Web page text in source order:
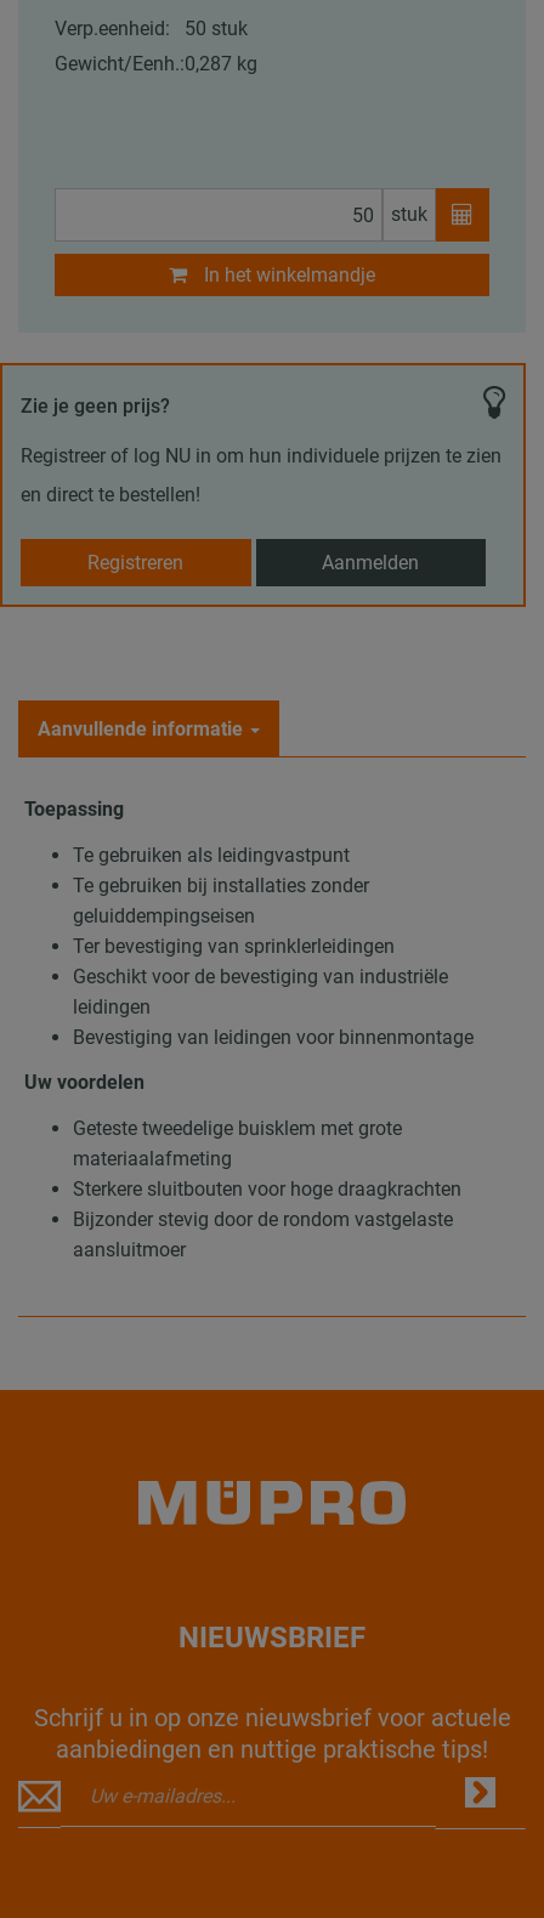
Verp.eenheid:
50 stuk
Gewicht/Eenh.:0,287 kg
stuk
In het winkelmandje
Zie je geen prijs?
Registreer of log NU in om hun individuele prijzen te zien
en direct te bestellen!
Registreren Aanmelden
Aanvullende informatie
Toepassing
Te gebruiken als leidingvastpunt
Te gebruiken bij installaties zonder
geluiddempingseisen
Ter bevestiging van sprinklerleidingen
Geschikt voor de bevestiging van industriële
leidingen
Bevestiging van leidingen voor binnenmontage
Uw voordelen
Geteste tweedelige buisklem met grote
materiaalafmeting
Sterkere sluitbouten voor hoge draagkrachten
Bijzonder stevig door de rondom vastgelaste
aansluitmoer
NIEUWSBRIEF
Schrijf u in op onze nieuwsbrief voor actuele
aanbiedingen en nuttige praktische tips!